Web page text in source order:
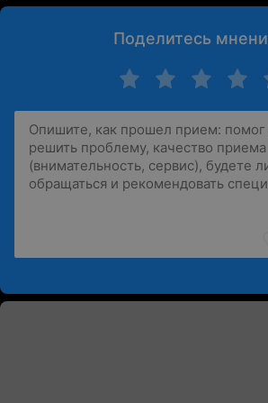
Поделитесь